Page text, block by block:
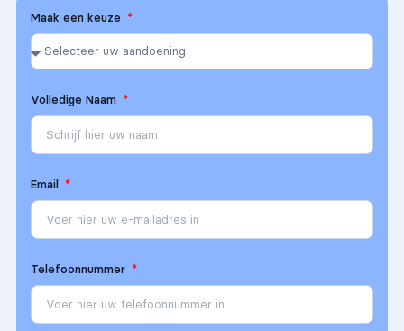
Maak een keuze
Volledige Naam
Email
Telefoonnummer